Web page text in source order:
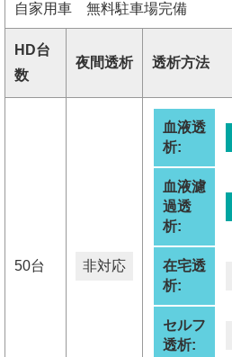
自家用車 無料駐車場完備
HD台
数
夜間透析 透析方法
50台 非対応
血液透
析:
血液濾
過透
析:
在宅透
析:
セルフ
透析: